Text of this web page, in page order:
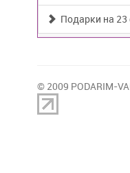
Подарки на
© 2009 PODARIM-